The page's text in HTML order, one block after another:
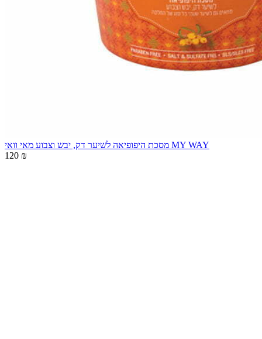
מסכת היפופיאה לשיער דק, יבש וצבוע מאי וואי MY WAY
120 ₪